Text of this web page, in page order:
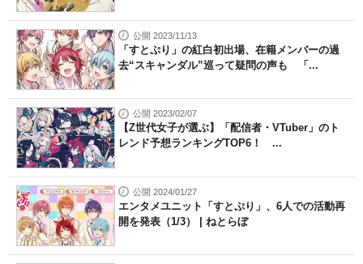
公開 2023/11/13
「すとぷり」の紅白初出場、在籍メンバーの過
去“スキャンダル”巡って疑問の声も 「...
公開 2023/02/07
【Z世代女子が選ぶ】「配信者・VTuber」のト
レンド予想ランキングTOP6！ ...
公開 2024/01/27
エンタメユニット「すとぷり」、6人での活動再
開を発表（1/3） | ねとらぼ